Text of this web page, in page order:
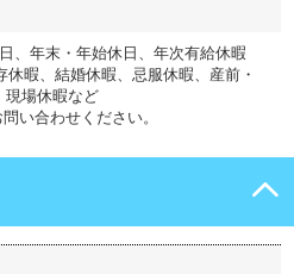
、年末・年始休日、年次有給休暇
休暇、結婚休暇、忌服休暇、産前・
現場休暇など
い合わせください。